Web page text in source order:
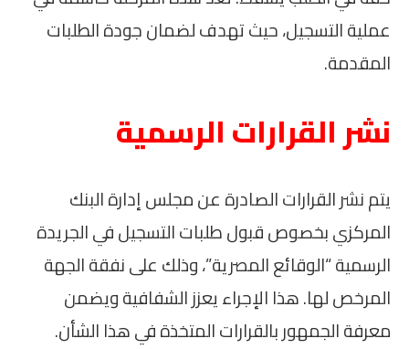
عملية التسجيل، حيث تهدف لضمان جودة الطلبات
المقدمة.
نشر القرارات الرسمية
يتم نشر القرارات الصادرة عن مجلس إدارة البنك
المركزي بخصوص قبول طلبات التسجيل في الجريدة
الرسمية “الوقائع المصرية”، وذلك على نفقة الجهة
المرخص لها. هذا الإجراء يعزز الشفافية ويضمن
معرفة الجمهور بالقرارات المتخذة في هذا الشأن.